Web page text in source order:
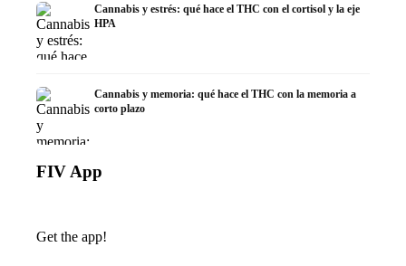
Cannabis y estrés: qué hace el THC con el cortisol y la eje
HPA
Cannabis y memoria: qué hace el THC con la memoria a
corto plazo
FIV App
Get the app!